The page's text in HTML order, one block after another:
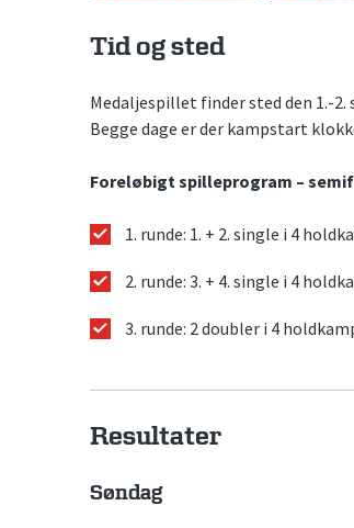
Tid og sted
Medaljespillet finder sted den 1.-2.
Begge dage er der kampstart
Foreløbigt spilleprogram –
1. runde: 1. + 2. single i 4
2. runde: 3. + 4. single i 4
3. runde: 2 doubler i 4
Resultater
Søndag